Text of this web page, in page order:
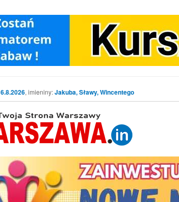
6.8.2026, imieniny:Jakuba, Sławy, Wincentego